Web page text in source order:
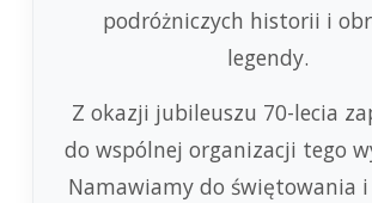
podróżniczych historii i
legendy.
Z okazji jubileuszu 70-lecia
do wspólnej organizacji tego
Namawiamy do świętowania